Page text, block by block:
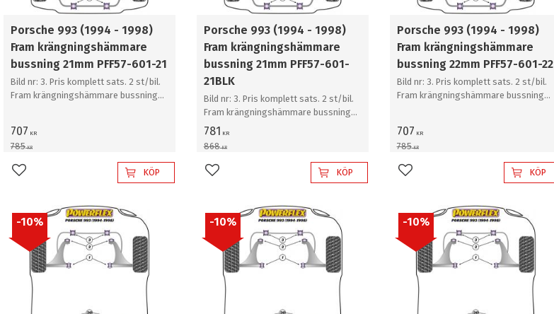
Porsche 993 (1994 - 1998)
Fram krängningshämmare
bussning 21mm PFF57-601-21
Bild nr: 3. Pris komplett sats. 2 st/bil.
Fram krängningshämmare bussning
707 KR
785KR
Lägg till i favoriter KÖP
Porsche 993 (1994 - 1998)
Fram krängningshämmare
bussning 21mm PFF57-601-
21BLK
Bild nr: 3. Pris komplett sats. 2 st/bil.
Fram krängningshämmare bussning
21mm
781 KR
868KR
Lägg till i favoriter KÖP
Porsche 993 (1994 - 1998)
Fram krängningshämmare
bussning 22mm PFF57-601-22
Bild nr: 3. Pris komplett sats. 2 st/bil.
Fram krängningshämmare bussning
707 KR
785KR
Lägg till i favoriter KÖP
10% 10% 10%